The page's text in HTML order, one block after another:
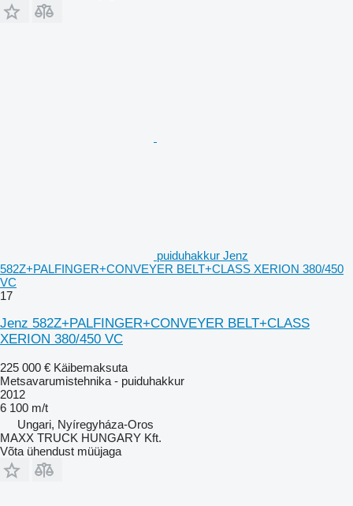
puiduhakkur Jenz
582Z+PALFINGER+CONVEYER BELT+CLASS XERION 380/450
VC
17
Jenz 582Z+PALFINGER+CONVEYER BELT+CLASS
XERION 380/450 VC
225 000 € Käibemaksuta
Metsavarumistehnika - puiduhakkur
2012
6 100 m/t
Ungari, Nyíregyháza-Oros
MAXX TRUCK HUNGARY Kft.
Võta ühendust müüjaga